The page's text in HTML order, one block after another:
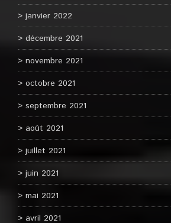
janvier 2022
décembre 2021
novembre 2021
octobre 2021
septembre 2021
août 2021
juillet 2021
juin 2021
mai 2021
avril 2021